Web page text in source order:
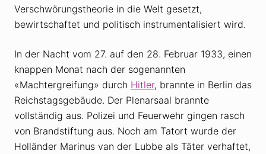
Verschwörungstheorie in die Welt gesetzt,
bewirtschaftet und politisch instrumentalisiert wird.
In der Nacht vom 27. auf den 28. Februar 1933, einen
knappen Monat nach der sogenannten
«Machtergreifung» durch Hitler, brannte in Berlin das
Reichstagsgebäude. Der Plenarsaal brannte
vollständig aus. Polizei und Feuerwehr gingen rasch
von Brandstiftung aus. Noch am Tatort wurde der
Holländer Marinus van der Lubbe als Täter verhaftet,